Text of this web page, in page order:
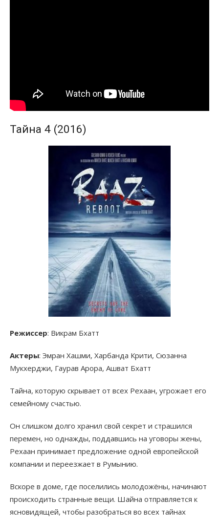
Тайна 4 (2016)
Режиссер: Викрам Бхатт
Актеры: Эмран Хашми, Харбанда Крити, Сюзанна
Мукхерджи, Гаурав Арора, Ашват Бхатт
Тайна, которую скрывает от всех Рехаан, угрожает его
семейному счастью.
Он слишком долго хранил свой секрет и страшился
перемен, но однажды, поддавшись на уговоры жены,
Рехаан принимает предложение одной европейской
компании и переезжает в Румынию.
Вскоре в доме, где поселились молодожёны, начинают
происходить странные вещи. Шайна отправляется к
ясновидящей, чтобы разобраться во всех тайнах